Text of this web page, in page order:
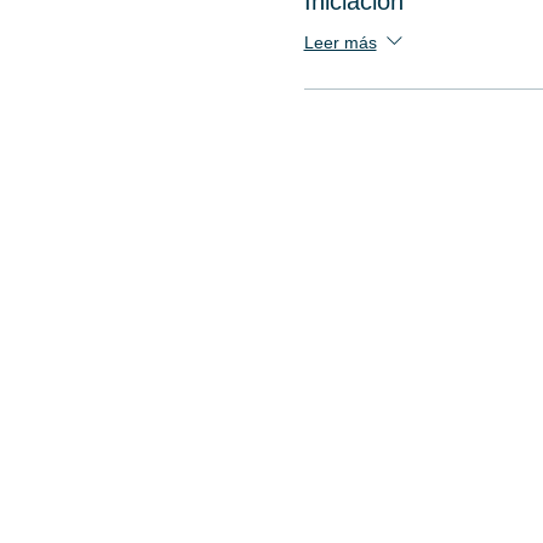
Leer más